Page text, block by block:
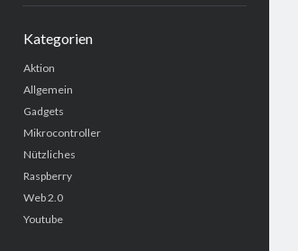
Kategorien
Aktion
Allgemein
Gadgets
Mikrocontroller
Nützliches
Raspberry
Web 2.0
Youtube